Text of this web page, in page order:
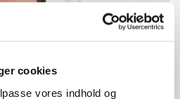
cookies
vores indhold og